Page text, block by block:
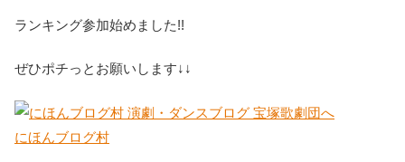
ランキング参加始めました!!
ぜひポチっとお願いします↓↓
にほんブログ村